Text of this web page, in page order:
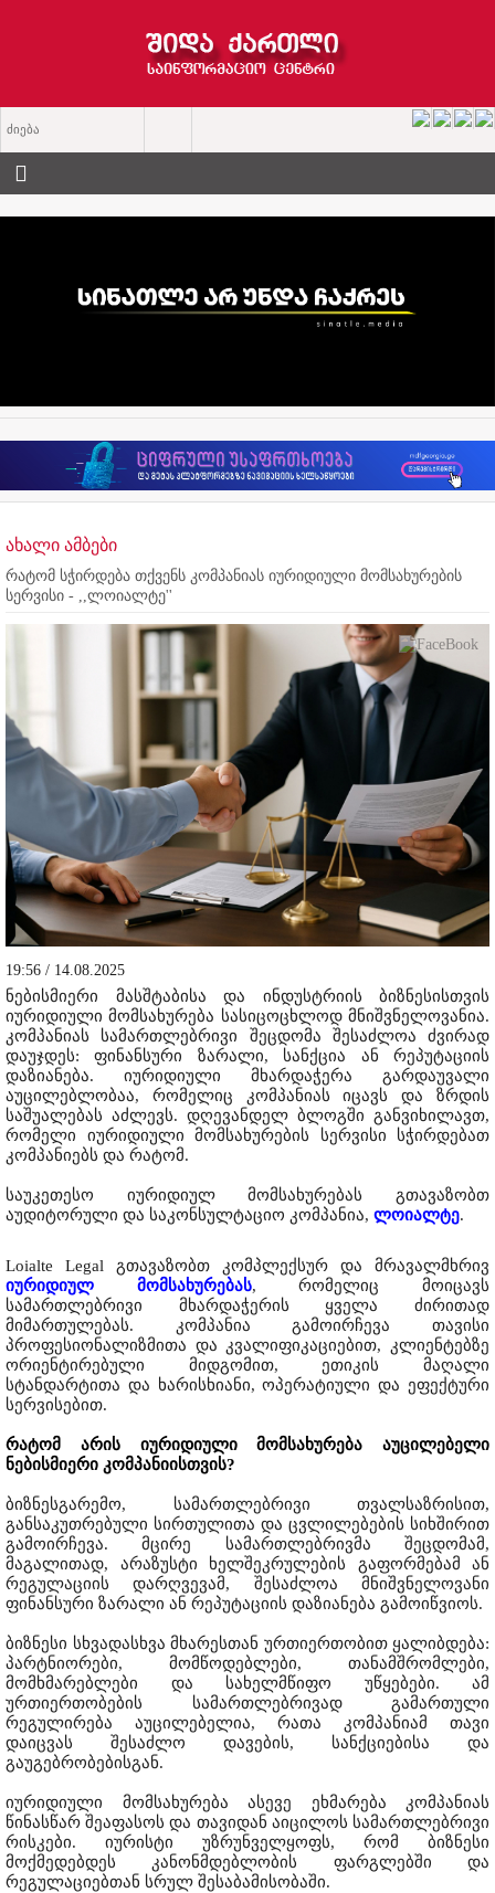
ახალი ამბები
რატომ სჭირდება თქვენს კომპანიას იურიდიული მომსახურების
სერვისი - ,,ლოიალტე''
19:56 / 14.08.2025
ნებისმიერი მასშტაბისა და ინდუსტრიის ბიზნესისთვის
იურიდიული მომსახურება სასიცოცხლოდ მნიშვნელოვანია.
კომპანიას სამართლებრივი შეცდომა შესაძლოა ძვირად
დაუჯდეს: ფინანსური ზარალი, სანქცია ან რეპუტაციის
დაზიანება. იურიდიული მხარდაჭერა გარდაუვალი
აუცილებლობაა, რომელიც კომპანიას იცავს და ზრდის
საშუალებას აძლევს. დღევანდელ ბლოგში განვიხილავთ,
რომელი იურიდიული მომსახურების სერვისი სჭირდებათ
კომპანიებს და რატომ.
საუკეთესო იურიდიულ მომსახურებას გთავაზობთ
აუდიტორული და საკონსულტაციო კომპანია, ლოიალტე.
Loialte Legal გთავაზობთ კომპლექსურ და მრავალმხრივ
იურიდიულ მომსახურებას, რომელიც მოიცავს
სამართლებრივი მხარდაჭერის ყველა ძირითად
მიმართულებას. კომპანია გამოირჩევა თავისი
პროფესიონალიზმითა და კვალიფიკაციებით, კლიენტებზე
ორიენტირებული მიდგომით, ეთიკის მაღალი
სტანდარტითა და ხარისხიანი, ოპერატიული და ეფექტური
სერვისებით.
რატომ არის იურიდიული მომსახურება აუცილებელი
ნებისმიერი კომპანიისთვის?
ბიზნესგარემო, სამართლებრივი თვალსაზრისით,
განსაკუთრებული სირთულითა და ცვლილებების სიხშირით
გამოირჩევა. მცირე სამართლებრივმა შეცდომამ,
მაგალითად, არაზუსტი ხელშეკრულების გაფორმებამ ან
რეგულაციის დარღვევამ, შესაძლოა მნიშვნელოვანი
ფინანსური ზარალი ან რეპუტაციის დაზიანება გამოიწვიოს.
ბიზნესი სხვადასხვა მხარესთან ურთიერთობით ყალიბდება:
პარტნიორები, მომწოდებლები, თანამშრომლები,
მომხმარებლები და სახელმწიფო უწყებები. ამ
ურთიერთობების სამართლებრივად გამართული
რეგულირება აუცილებელია, რათა კომპანიამ თავი
დაიცვას შესაძლო დავების, სანქციებისა და
გაუგებრობებისგან.
იურიდიული მომსახურება ასევე ეხმარება კომპანიას
წინასწარ შეაფასოს და თავიდან აიცილოს სამართლებრივი
რისკები. იურისტი უზრუნველყოფს, რომ ბიზნესი
მოქმედებდეს კანონმდებლობის ფარგლებში და
რეგულაციებთან სრულ შესაბამისობაში.